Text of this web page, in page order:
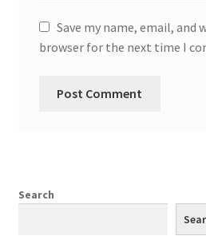
Save my name, email, and
browser for the next time I
Search